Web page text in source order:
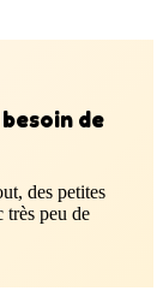
de
des petites
très peu de